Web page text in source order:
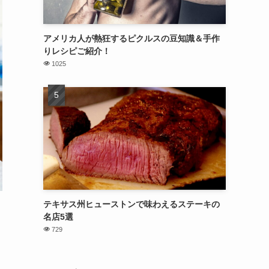
アメリカ人が熱狂するピクルスの豆知識＆手作
りレシピご紹介！
1025
テキサス州ヒューストンで味わえるステーキの
名店5選
729